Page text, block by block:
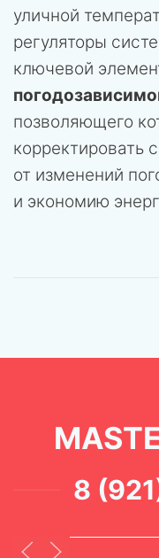
уличной
регуляторы
ключевой
позволяющего
корректировать
от изменений
и экономию
8